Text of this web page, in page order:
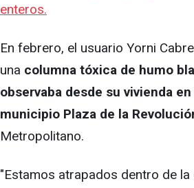
enteros.
En febrero, el usuario Yorni
una columna tóxica de humo
observaba desde su vivienda
municipio Plaza de la
Metropolitano.
"Estamos atrapados dentro de